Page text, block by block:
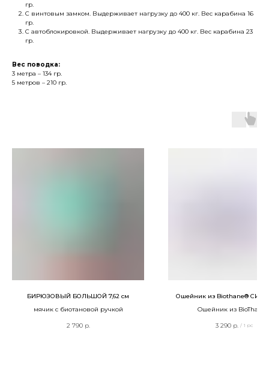
гр.
С винтовым замком. Выдерживает нагрузку до 400 кг. Вес карабина 16
гр.
С автоблокировкой. Выдерживает нагрузку до 400 кг. Вес карабина 23
гр.
Вес поводка:
3 метра – 134 гр.
5 метров – 210 гр.
БИРЮЗОВЫЙ БОЛЬШОЙ 7,62 см
мячик с биотановой ручкой
2 790 р.
Ошейник из Biothane®
Ошейник из
3 290 р. / 1 pc